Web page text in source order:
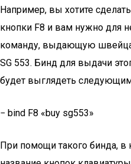
Например, вы хотите
кнопки F8 и вам нужно для
команду, выдающую
SG 553. Бинд для выдачи
будет выглядеть
− bind F8 «buy sg553»
При помощи такого бинда,